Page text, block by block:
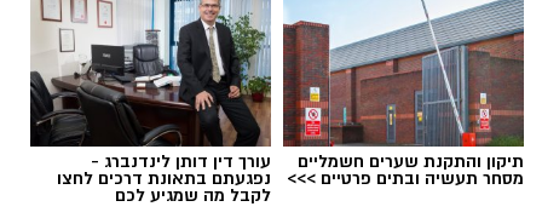
תיקון והתקנת שערים חשמליים
מסחר תעשיה ובתים פרטיים >>>
עורך דין דותן לינדנברג -
נפגעתם בתאונת דרכים לחצו
לקבל מה שמגיע לכם